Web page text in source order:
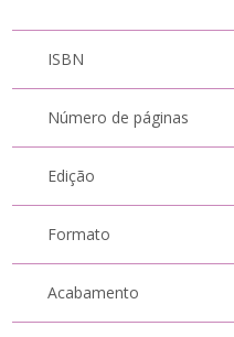
ISBN
Número de páginas
Edição
Formato
Acabamento